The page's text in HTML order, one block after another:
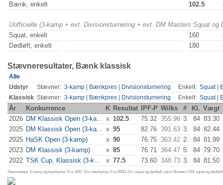
Bænk, enkelt
102.5
Uofficielle (3-kamp + evt. Divisionsturnering + evt. DM Masters Squat
Squat, enkelt
160
Dødløft, enkelt
180
Stævneresultater, Bænk klassisk
Alle
Udstyr
Stævner: 3-kamp Bænkpres Divisionsturnering Enkelt: Squat|
Klassisk Stævner: 3-kamp Bænkpres Divisionsturnering Enkelt: Squat|
År Konkurrence K Resultat IPF-P Wilks # Kl. Vægt
2026 DM Klassisk Open (3-ka... x 102.5 75.32 355.96 3. 84 83.30
2025 DM Klassisk Open (3-ka... x 95 82.76 391.63 3. 84 82.44
2025 HaSK Open (3-kamp) x 90 76.75 363.42 2. 84 81.99
2023 DM Klassisk (3-kamp) x 85 76.71 364.47 5. 84 79.70
2022 TSK Cup, Klassisk (3-k... x 77.5 73.60 348.73 3. 84 81.50
Stævnedata: 3-kamp og bænkpres: Fra 1997. Div. bænkpres: Fra 2000. Div. squat og dødløft, samt Masters DM squat og